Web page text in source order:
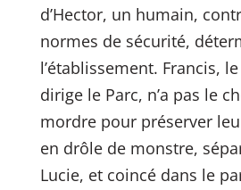
d’Hector, un humain,
normes de sécurité,
l’établissement. Francis,
dirige le Parc, n’a pas le
mordre pour préserver
en drôle de monstre,
Lucie, et coincé dans le